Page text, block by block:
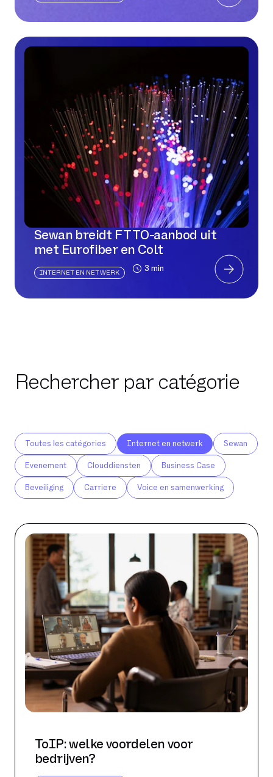
Sewan breidt FTTO-aanbod uit
met Eurofiber en Colt
INTERNET EN NETWERK 3 min
Rechercher par catégorie
Toutes les catégories Internet en netwerk Sewan
Evenement Clouddiensten Business Case
Beveiliging Carriere Voice en samenwerking
ToIP: welke voordelen voor
bedrijven?